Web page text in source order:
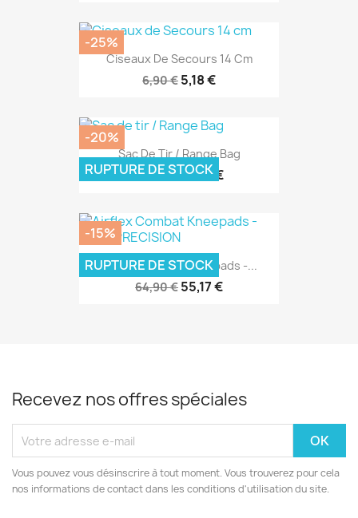
Ciseaux De Secours 14 Cm
6,90 € 5,18 €
-25%
Sac De Tir / Range Bag
64,95 € 51,96 €
-20%
RUPTURE DE STOCK
Airflex Combat Kneepads -...
64,90 € 55,17 €
-15%
RUPTURE DE STOCK
Recevez nos offres spéciales
Vous pouvez vous désinscrire à tout moment. Vous trouverez pour cela
nos informations de contact dans les conditions d'utilisation du site.